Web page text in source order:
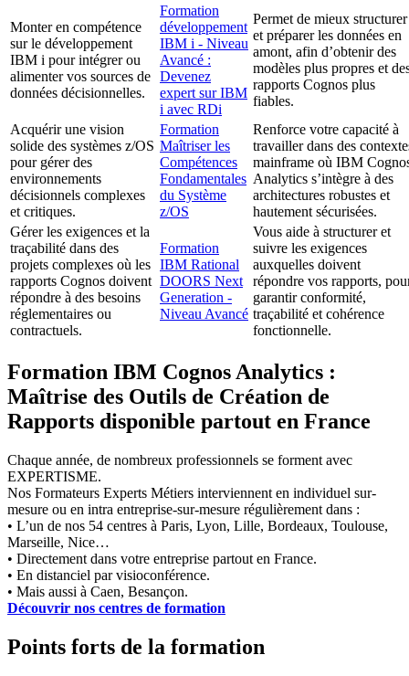
Monter en compétence
sur le développement
IBM i pour intégrer ou
alimenter vos sources de
données décisionnelles.
Formation
développement
IBM i - Niveau
Avancé :
Devenez
expert sur IBM
i avec RDi
Permet de mieux structurer
et préparer les données en
amont, afin d’obtenir des
modèles plus propres et
rapports Cognos plus
fiables.
Acquérir une vision
solide des systèmes z/OS
pour gérer des
environnements
décisionnels complexes
et critiques.
Formation
Maîtriser les
Compétences
Fondamentales
du Système
z/OS
Renforce votre capacité à
travailler dans des
mainframe où IBM
Analytics s’intègre à des
architectures robustes et
hautement sécurisées.
Gérer les exigences et la
traçabilité dans des
projets complexes où les
rapports Cognos doivent
répondre à des besoins
réglementaires ou
contractuels.
Formation
IBM Rational
DOORS Next
Generation -
Niveau Avancé
Vous aide à structurer et
suivre les exigences
auxquelles doivent
répondre vos rapports,
garantir conformité,
traçabilité et cohérence
fonctionnelle.
Formation IBM Cognos Analytics :
Maîtrise des Outils de Création de
Rapports disponible partout en France
Chaque année, de nombreux professionnels se forment avec
EXPERTISME.
Nos Formateurs Experts Métiers interviennent en individuel sur-
mesure ou en intra entreprise-sur-mesure régulièrement dans :
• L’un de nos 54 centres à Paris, Lyon, Lille, Bordeaux, Toulouse,
Marseille, Nice…
• Directement dans votre entreprise partout en France.
• En distanciel par visioconférence.
• Mais aussi à Caen, Besançon.
Découvrir nos centres de formation
Points forts de la formation